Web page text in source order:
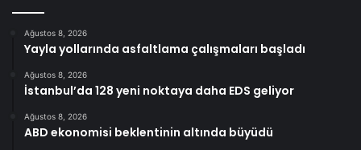
Ağustos 8, 2026
Yayla yollarında asfaltlama çalışmaları başladı
Ağustos 8, 2026
İstanbul’da 128 yeni noktaya daha EDS geliyor
Ağustos 8, 2026
ABD ekonomisi beklentinin altında büyüdü